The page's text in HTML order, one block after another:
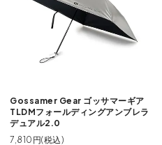
Gossamer Gear ゴッサマーギア
TLDMフォールディングアンブレラ
デュアル2.0
7,810円(税込)